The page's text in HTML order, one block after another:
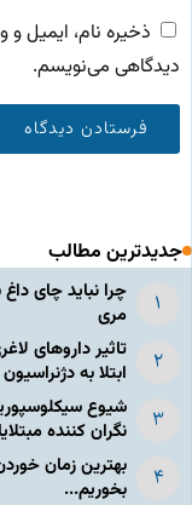
ذخیره نام، ایمیل و
دیدگاهی می‌نویسم.
جدیدترین مطالب
چرا نباید چای
مری
ابتلا به
شیوع
نگران کننده
بهترین زمان
بخوریم...